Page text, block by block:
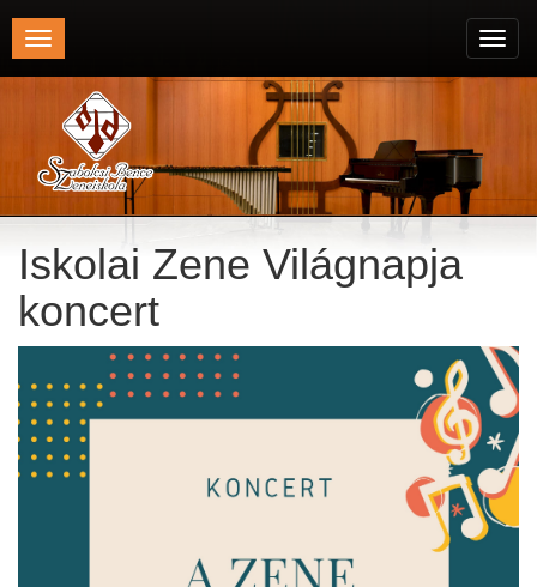
Toggle
navigation
Iskolai Zene Világnapja
koncert